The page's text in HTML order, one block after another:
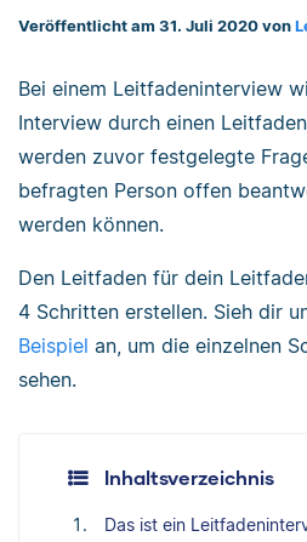
Veröffentlicht am 31. Juli 2020 von
Bei einem Leitfadeninterview
Interview durch einen
werden zuvor festgelegte
befragten Person offen
werden können.
Den Leitfaden für dein
4 Schritten erstellen. Sieh dir
Beispiel an, um die einzelnen
sehen.
Inhaltsverzeichnis
Das ist ein